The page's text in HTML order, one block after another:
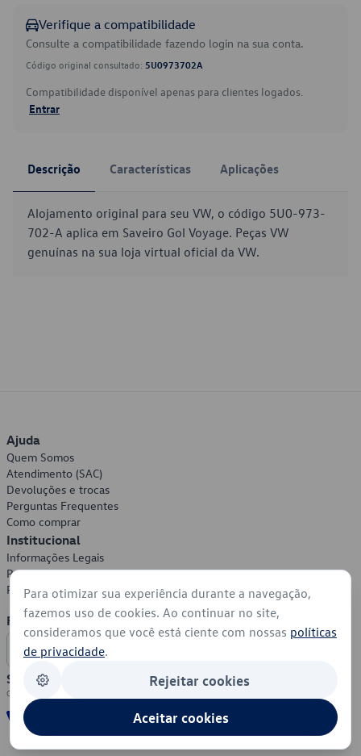
Verifique a compatibilidade
Consulte a compatibilidade fazendo login na sua conta.
Código original consultado: 5U0973702A
Compatibilidade disponível apenas para clientes logados.
Entrar
Descrição Características Aplicações
Alojamento original para seu VW, o código 5U0-973-
702-A aplica em Saveiro Gol Voyage. Peças VW
genuínas na sua loja virtual oficial da VW.
Ajuda
Quem Somos
Atendimento (SAC)
Devoluções e trocas
Perguntas Frequentes
Como comprar
Institucional
Informações Legais
Política de Privacidade
Política de Cookies
Formas de Pagamento
Segurança
Para otimizar sua experiência durante a navegação,
fazemos uso de cookies. Ao continuar no site,
consideramos que você está ciente com nossas políticas
de privacidade.
Rejeitar cookies
Aceitar cookies